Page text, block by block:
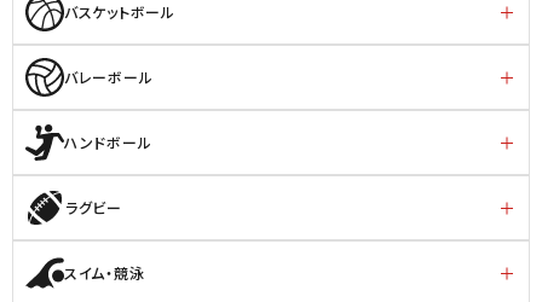
バスケットボール
バレーボール
ハンドボール
ラグビー
スイム・競泳